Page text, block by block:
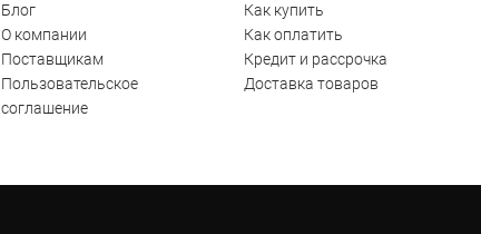
Блог
О компании
Поставщикам
Пользовательское
соглашение
Как купить
Как оплатить
Кредит и рассрочка
Доставка товаров